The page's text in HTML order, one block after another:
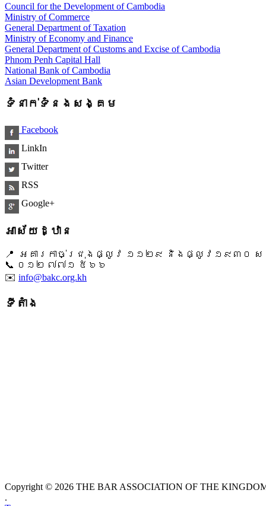
Council for the Development of Cambodia
Ministry of Commerce
General Department of Taxation
Ministry of Economy and Finance
General Department of Customs and Excise of Cambodia
Phnom Penh Capital Hall
National Bank of Cambodia
Asian Development Bank
ទំនាក់ទំនងសង្គម
Facebook
LinkIn
Twitter
RSS
Google+
អាស័យដ្ឋាន
📍 អគារកាច់ជ្រុងផ្លូវ ១១២៩ និងផ្លូវ១៩៣០ ស
📞 ​០១២ ៧៧១ ៥៦៦
✉️ info@bakc.org.kh
ទីតាំង
Copyright © 2026 THE BAR ASSOCIATION OF THE
.